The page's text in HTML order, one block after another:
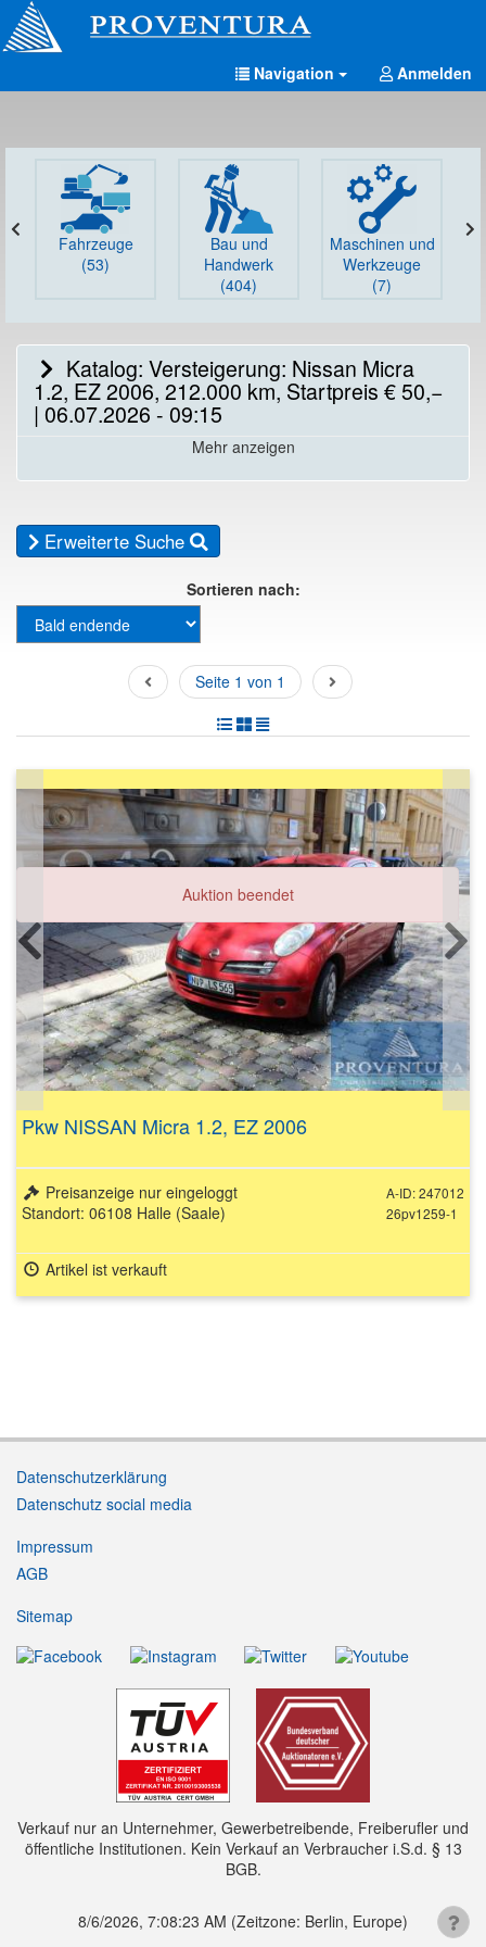
Navigation Anmelden
Fahrzeuge
(53)
Bau und
Handwerk
(404)
Maschinen und
Werkzeuge
(7)
Katalog: Versteigerung: Nissan Micra
1.2, EZ 2006, 212.000 km, Startpreis € 50,−
| 06.07.2026 - 09:15
Mehr anzeigen
Erweiterte Suche
Sortieren nach:
Seite 1 von 1
Auktion beendet
Pkw NISSAN Micra 1.2, EZ 2006
A-ID: 247012
26pv1259-1
Preisanzeige nur eingeloggt
Standort: 06108 Halle (Saale)
Artikel ist verkauft
Datenschutzerklärung
Datenschutz social media
Impressum
AGB
Sitemap
Verkauf nur an Unternehmer, Gewerbetreibende, Freiberufler und
öffentliche Institutionen. Kein Verkauf an Verbraucher i.S.d. § 13
BGB.
8/6/2026, 7:08:23 AM (Zeitzone: Berlin, Europe)